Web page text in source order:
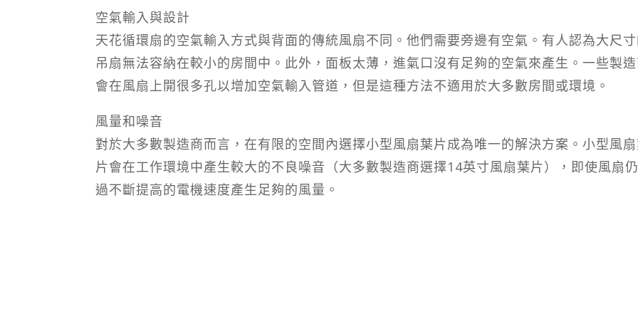
空氣輸入與設計
天花循環扇的空氣輸入方式與背面的傳統風扇不同。他們需要旁邊有空氣。有人認為大尺
吊扇無法容納在較小的房間中。此外，面板太薄，進氣口沒有足夠的空氣來產生。一些製
會在風扇上開很多孔以增加空氣輸入管道，但是這種方法不適用於大多數房間或環境。
風量和噪音
對於大多數製造商而言，在有限的空間內選擇小型風扇葉片成為唯一的解決方案。小型風
片會在工作環境中產生較大的不良噪音（大多數製造商選擇14英寸風扇葉片），即使風扇
過不斷提高的電機速度產生足夠的風量。